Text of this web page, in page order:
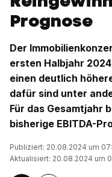
Prognose
Der
ersten Halbjahr
einen deutlich
dafür sind unter
Für das Gesamtjahr
bisherige EBITDA-
Publiziert: 20.08.2024 um
Aktualisiert: 20.08.2024 um